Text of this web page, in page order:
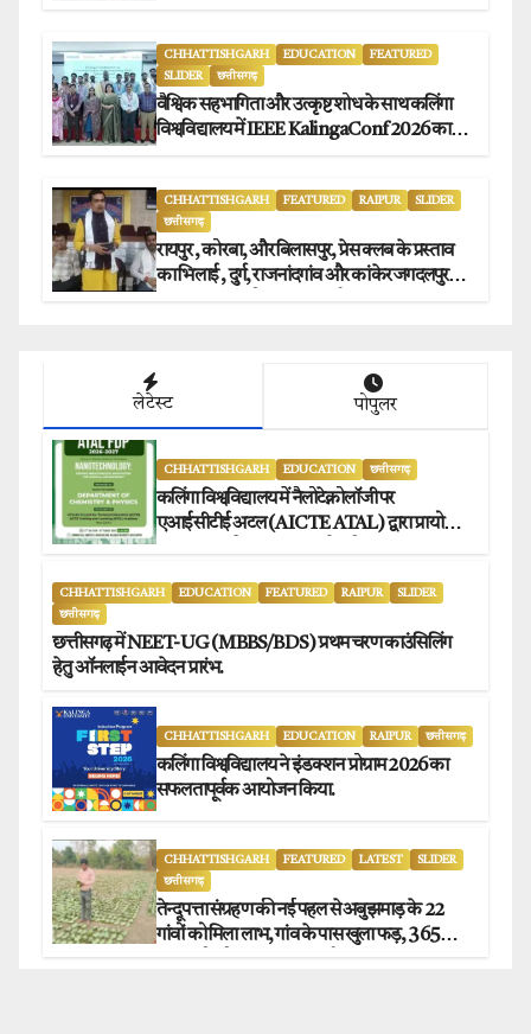
CHHATTISHGARH EDUCATION
FEATURED
SLIDER
छत्तीसगढ़
वैश्विक सहभागिता और उत्कृष्ट शोध के साथ कलिंगा
विश्वविद्यालय में IEEE KalingaConf 2026 का
CHHATTISHGARH FEATURED RAIPUR
SLIDER
छत्तीसगढ़
रायपुर , कोरबा, और बिलासपुर, प्रेस क्लब के प्रस्ताव
का भिलाई , दुर्ग, राजनांदगांव और कांकेर जगदलपुर
लेटेस्ट पोपुलर
CHHATTISHGARH EDUCATION छत्तीसगढ़
कलिंगा विश्वविद्यालय में नैलोटेक्नोलॉजी पर
एआईसीटीई अटल (AICTE ATAL) द्वारा प्रायोजित
CHHATTISHGARH EDUCATION FEATURED RAIPUR
SLIDER
छत्तीसगढ़
छत्तीसगढ़ में NEET-UG (MBBS/BDS) प्रथम चरण काउंसिलिंग
हेतु ऑनलाईन आवेदन प्रारंभ.
CHHATTISHGARH EDUCATION RAIPUR छत्तीसगढ़
कलिंगा विश्वविद्यालय ने इंडक्शन प्रोग्राम 2026 का
सफलतापूर्वक आयोजन किया.
CHHATTISHGARH FEATURED LATEST
SLIDER
छत्तीसगढ़
तेन्दूपत्ता संग्रहण की नई पहल से अबुझमाड़ के 22
गांवों को मिला लाभ, गांव के पास खुला फड़, 365